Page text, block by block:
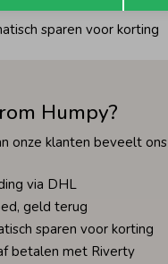
sparen voor korting
Humpy?
onze klanten beveelt ons
via DHL
geld terug
sparen voor korting
betalen met Riverty